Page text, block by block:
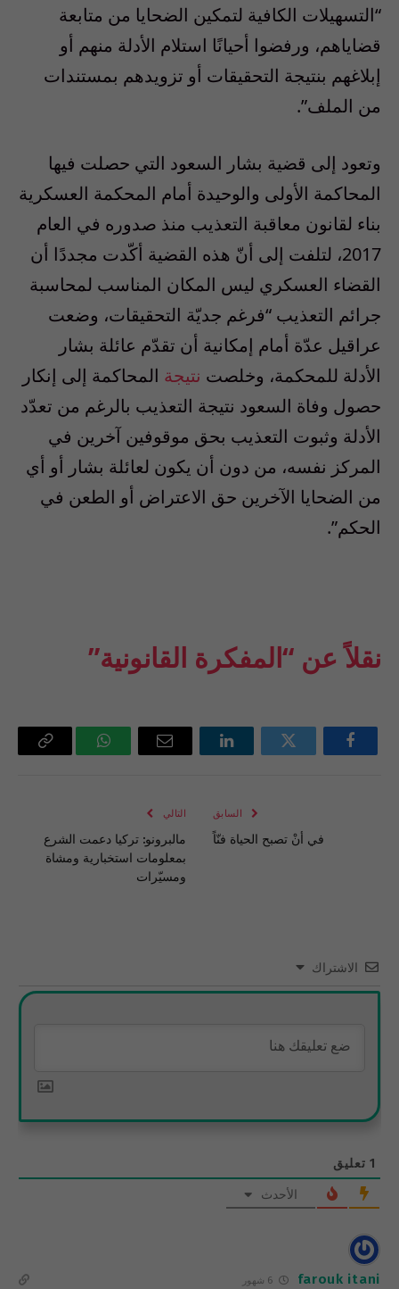
“التسهيلات الكافية لتمكين الضحايا من متابعة
قضاياهم، ورفضوا أحيانًا استلام الأدلة منهم أو
إبلاغهم بنتيجة التحقيقات أو تزويدهم بمستندات
من الملف”.
وتعود إلى قضية بشار السعود التي حصلت فيها
المحاكمة الأولى والوحيدة أمام المحكمة العسكرية
بناء لقانون معاقبة التعذيب منذ صدوره في العام
2017، لتلفت إلى أنّ هذه القضية أكّدت مجددًا أن
القضاء العسكري ليس المكان المناسب لمحاسبة
جرائم التعذيب “فرغم جديّة التحقيقات، وضعت
عراقيل عدّة أمام إمكانية أن تقدّم عائلة بشار
الأدلة للمحكمة، وخلصت نتيجة المحاكمة إلى إنكار
حصول وفاة السعود نتيجة التعذيب بالرغم من تعدّد
الأدلة وثبوت التعذيب بحق موقوفين آخرين في
المركز نفسه، من دون أن يكون لعائلة بشار أو أي
من الضحايا الآخرين حق الاعتراض أو الطعن في
الحكم”.
نقلاً عن “المفكرة القانونية”
فيسبوك تويتر لينكدإن
البريد
واتساب Copy
السابق
في أنْ تصبح الحياة فنّاً
التالي
مالبرونو: تركيا دعمت الشرع
بمعلومات استخبارية ومشاة
ومسيّرات
الاشتراك
1 تعليق
الأحدث
farouk itani 6 شهور